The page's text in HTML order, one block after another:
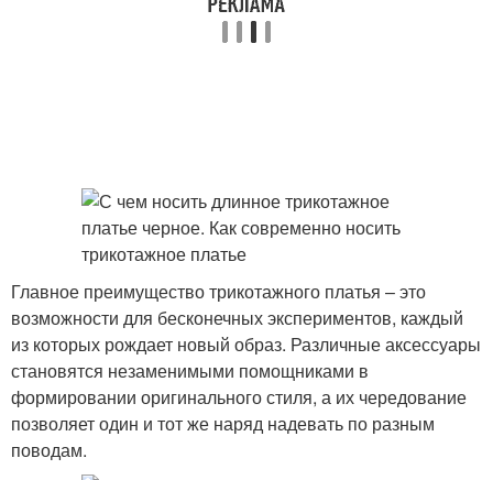
Главное преимущество трикотажного платья – это
возможности для бесконечных экспериментов, каждый
из которых рождает новый образ. Различные аксессуары
становятся незаменимыми помощниками в
формировании оригинального стиля, а их чередование
позволяет один и тот же наряд надевать по разным
поводам.